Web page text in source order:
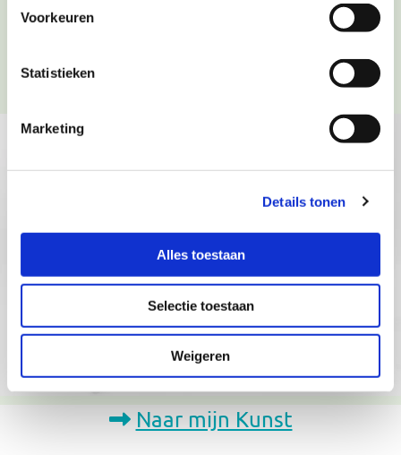
Voorkeuren
Statistieken
Marketing
Details tonen
Alles toestaan
Selectie toestaan
Weigeren
 Naar mijn Kunst